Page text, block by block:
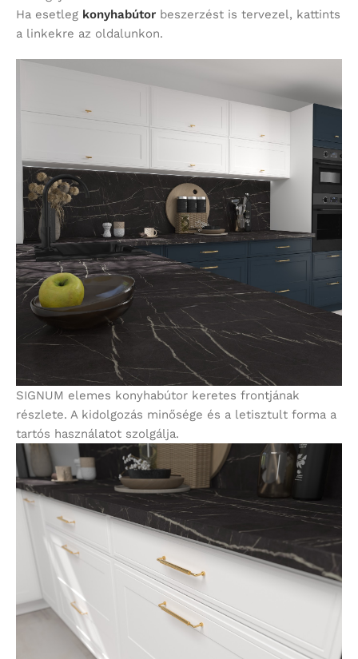
Ha esetleg konyhabútor beszerzést is tervezel, kattints
a linkekre az oldalunkon.
SIGNUM elemes konyhabútor keretes frontjának
részlete. A kidolgozás minősége és a letisztult forma a
tartós használatot szolgálja.